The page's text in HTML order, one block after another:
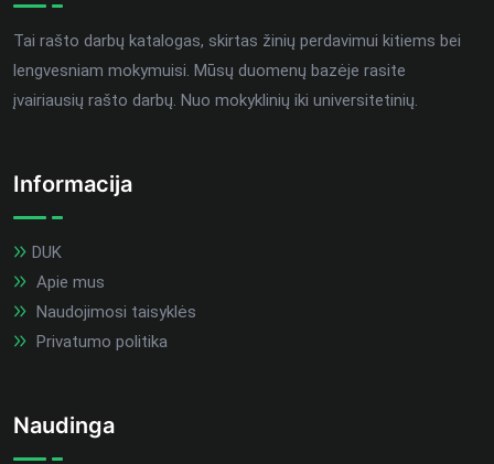
Tai rašto darbų katalogas, skirtas žinių perdavimui kitiems bei
lengvesniam mokymuisi. Mūsų duomenų bazėje rasite
įvairiausių rašto darbų. Nuo mokyklinių iki universitetinių.
Informacija
DUK
Apie mus
Naudojimosi taisyklės
Privatumo politika
Naudinga